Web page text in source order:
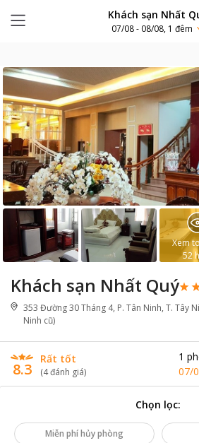
Khách sạn Nhất
07/08 - 08/08, 1 đêm
Khách sạn Nhất Quý
353 Đường 30 Tháng 4, P. Tân Ninh, T. Tây
Ninh cũ)
8.3
Rất tốt
(4đánh giá)
1
07/
Xem
52
Chọn lọc:
Miễn phí hủy phòng